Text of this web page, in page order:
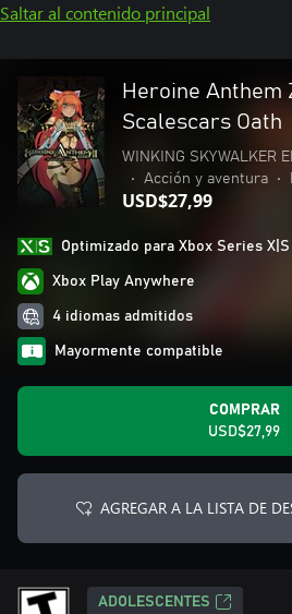
Saltar al contenido principal
Heroine Anthem
Scalescars Oath
WINKING SKYWALKER
•
Acción y aventura •
USD$27,99
Optimizado para Xbox Series X|S
Xbox Play Anywhere
4 idiomas admitidos
Mayormente compatible
COMPRAR
USD$27,99
AGREGAR A LA LISTA DE
ADOLESCENTES